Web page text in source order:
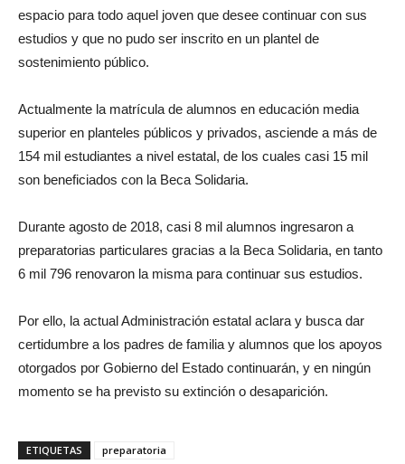
espacio para todo aquel joven que desee continuar con sus
estudios y que no pudo ser inscrito en un plantel de
sostenimiento público.
Actualmente la matrícula de alumnos en educación media
superior en planteles públicos y privados, asciende a más de
154 mil estudiantes a nivel estatal, de los cuales casi 15 mil
son beneficiados con la Beca Solidaria.
Durante agosto de 2018, casi 8 mil alumnos ingresaron a
preparatorias particulares gracias a la Beca Solidaria, en tanto
6 mil 796 renovaron la misma para continuar sus estudios.
Por ello, la actual Administración estatal aclara y busca dar
certidumbre a los padres de familia y alumnos que los apoyos
otorgados por Gobierno del Estado continuarán, y en ningún
momento se ha previsto su extinción o desaparición.
ETIQUETAS preparatoria